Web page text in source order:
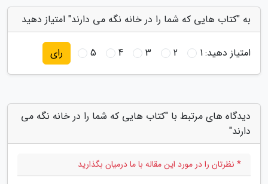
به "کتاب هایی که شما را در خانه نگه می دارند" امتیاز دهید
امتیاز دهید:1
2
3
4
5 رای
دیدگاه های مرتبط با "کتاب هایی که شما را در خانه نگه می
دارند"
* نظرتان را در مورد این مقاله با ما درمیان بگذارید